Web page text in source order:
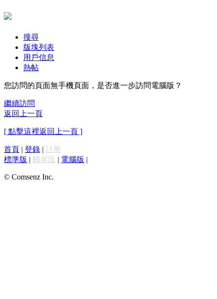
搜尋
版塊列表
用戶信息
熱帖
您訪問的頁面無手機頁面，是否進一步訪問電腦版？
繼續訪問
返回上一頁
[ 點擊這裡返回上一頁 ]
首頁 | 登錄 | 註冊
標準版 | 觸屏版 | 電腦版 |
© Comsenz Inc.